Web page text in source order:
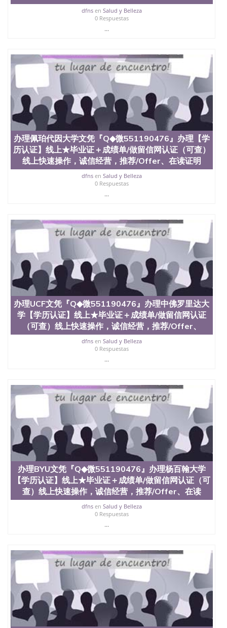
dfnsen Salud y Belleza
0 Respuestas
...
办理佩珀代因大学文凭『Q◆微551190476』办理【学
历认证】线上★毕业证＋成绩单/做留信网认证（可查）
线上快速操作，诚信经营，推荐/Offer、在读证明
dfnsen Salud y Belleza
0 Respuestas
...
办理UCF文凭『Q◆微551190476』办理中佛罗里达大
学【学历认证】线上★毕业证＋成绩单/做留信网认证
（可查）线上快速操作，诚信经营，推荐/Offer、
dfnsen Salud y Belleza
0 Respuestas
...
办理BYU文凭『Q◆微551190476』办理杨百翰大学
【学历认证】线上★毕业证＋成绩单/做留信网认证（可
查）线上快速操作，诚信经营，推荐/Offer、在读
dfnsen Salud y Belleza
0 Respuestas
...